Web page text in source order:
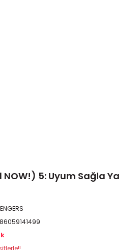
5: Uyum Sağla Ya